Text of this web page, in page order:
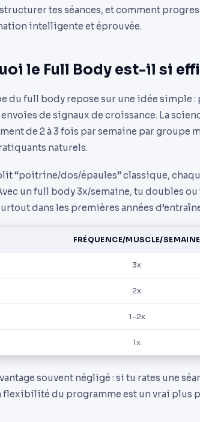
tes séances, et comment
intelligente et éprouvée.
le Full Body est-il si
du full body repose sur une idée simple :
de signaux de croissance. La
de 2 à 3 fois par semaine par
naturels.
“poitrine/dos/épaules” classique,
un full body 3x/semaine, tu doubles
dans les premières années
FRÉQUENCE/MUSCLE/SEMAINE
3x
2x
1-2x
1x
souvent négligé : si tu rates une
flexibilité du programme est un vrai plus